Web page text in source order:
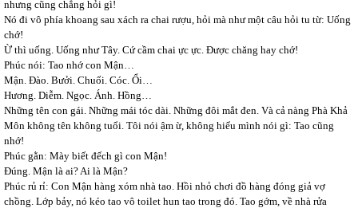
nhưng cũng chẳng hỏi gì!
Nó đi vô phía khoang sau xách ra chai rượu, hỏi mà như một câu hỏi tu từ: Uống
chớ!
Ừ thì uống. Uống như Tây. Cứ cầm chai ực ực. Được chăng hay chớ!
Phúc nói: Tao nhớ con Mận…
Mận. Đào. Bưởi. Chuối. Cóc. Ổi…
Hương. Diễm. Ngọc. Ánh. Hồng…
Những tên con gái. Những mái tóc dài. Những đôi mắt đen. Và cả nàng Phà Khả
Môn không tên không tuổi. Tôi nói ậm ừ, không hiểu mình nói gì: Tao cũng
nhớ!
Phúc gằn: Mày biết đếch gì con Mận!
Đúng. Mận là ai? Ai là Mận?
Phúc rủ rỉ: Con Mận hàng xóm nhà tao. Hồi nhỏ chơi đồ hàng đóng giả vợ
chồng. Lớp bảy, nó kéo tao vô toilet hun tao trong đó. Tao gớm, về nhà rửa